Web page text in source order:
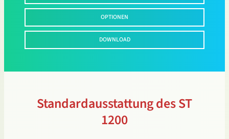
OPTIONEN
DOWNLOAD
Standardausstattung des ST
1200